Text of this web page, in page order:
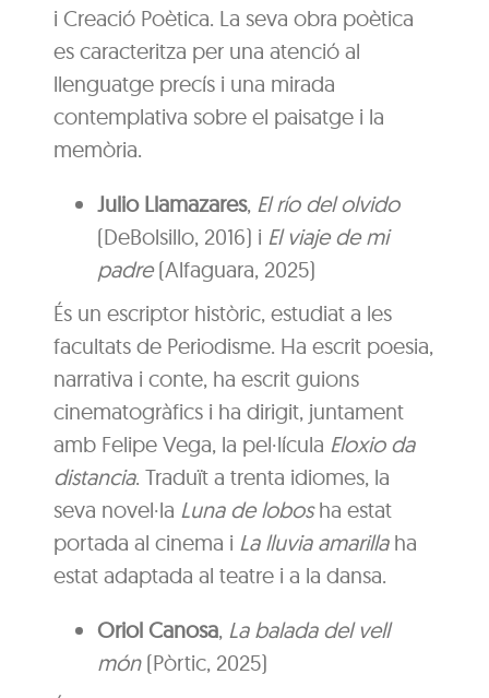
i Creació Poètica. La seva obra poètica
es caracteritza per una atenció al
llenguatge precís i una mirada
contemplativa sobre el paisatge i la
memòria.
Julio Llamazares, El río del olvido
(DeBolsillo, 2016) i El viaje de mi
padre(Alfaguara, 2025)
És un escriptor històric, estudiat a les
facultats de Periodisme. Ha escrit poesia,
narrativa i conte, ha escrit guions
cinematogràfics i ha dirigit, juntament
amb Felipe Vega, la pel·lícula Eloxio da
distancia. Traduït a trenta idiomes, la
seva novel·la Luna de lobosha estat
portada al cinema i La lluvia amarillaha
estat adaptada al teatre i a la dansa.
Oriol Canosa, La balada del vell
món(Pòrtic, 2025)